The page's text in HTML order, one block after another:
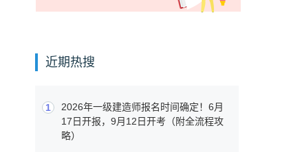
近期热搜
1
2026年一级建造师报名时间确定！6月
17日开报，9月12日开考（附全流程攻
略）